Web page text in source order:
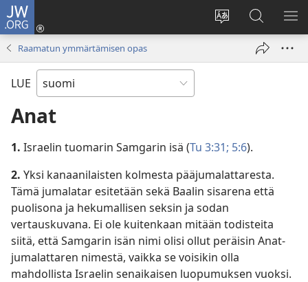
JW.ORG
Vaihda
sivuston
Kirjaudu
(avaa
Hae
JW.ORG-
sivustolta
Raamatun ymmärtämisen opas
LUE
Anat
1. Israelin tuomarin Samgarin isä (Tu 3:31; 5:6).
2. Yksi kanaanilaisten kolmesta pääjumalattaresta.
Tämä jumalatar esitetään sekä Baalin sisarena että
puolisona ja hekumallisen seksin ja sodan
vertauskuvana. Ei ole kuitenkaan mitään todisteita
siitä, että Samgarin isän nimi olisi ollut peräisin Anat-
jumalattaren nimestä, vaikka se voisikin olla
mahdollista Israelin senaikaisen luopumuksen vuoksi.